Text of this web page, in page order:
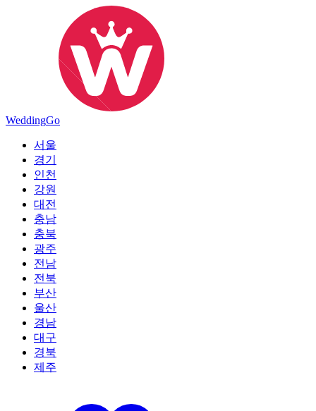
WeddingGo
서울
경기
인천
강원
대전
충남
충북
광주
전남
전북
부산
울산
경남
대구
경북
제주